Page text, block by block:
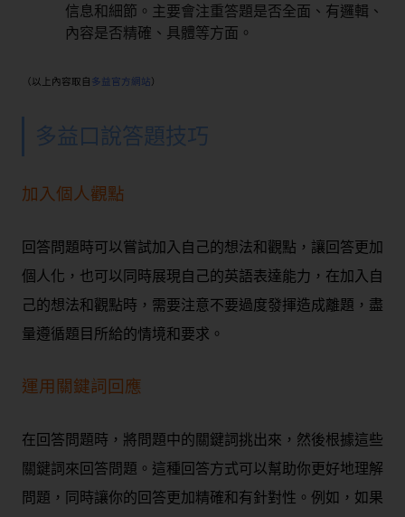
信息和細節。主要會注重答題是否全面、有邏輯、
內容是否精確、具體等方面。
（以上內容取自 多益官方網站）
多益口說答題技巧
加入個人觀點
回答問題時可以嘗試加入自己的想法和觀點，讓回答更加
個人化，也可以同時展現自己的英語表達能力，在加入自
己的想法和觀點時，需要注意不要過度發揮造成離題，盡
量遵循題目所給的情境和要求。
運用關鍵詞回應
在回答問題時，將問題中的關鍵詞挑出來，然後根據這些
關鍵詞來回答問題。這種回答方式可以幫助你更好地理解
問題，同時讓你的回答更加精確和有針對性。例如，如果